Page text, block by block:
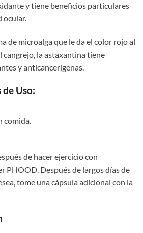
y tiene beneficios particulares
ocular.
de microalga que le da el color rojo al
cangrejo, la astaxantina tiene
y anticancerígenas.
Uso:
comida.
de hacer ejercicio con
PHOOD. Después de largos días de
tome una cápsula adicional con la